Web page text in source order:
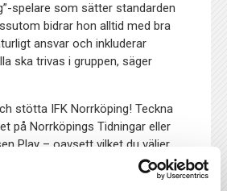
spelare som sätter standarden
bidrar hon alltid med bra
ansvar och inkluderar
ska trivas i gruppen, säger
stötta IFK Norrköping! Teckna
på Norrköpings Tidningar eller
Play – oavsett vilket du väljer